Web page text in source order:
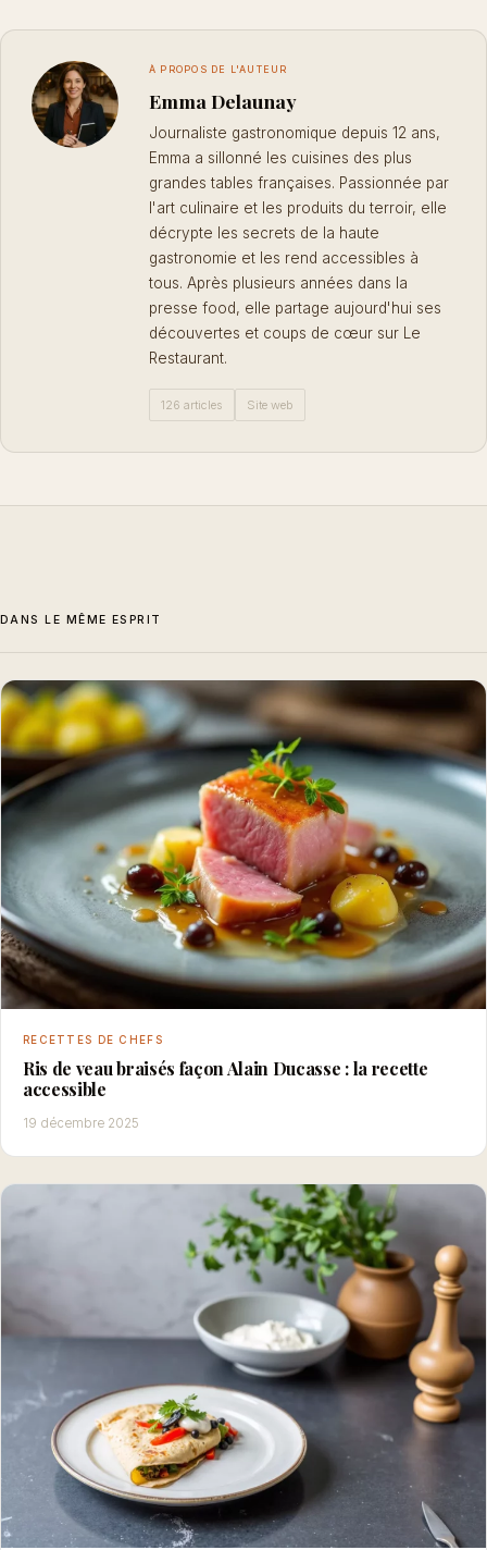
À PROPOS DE L'AUTEUR
Emma Delaunay
Journaliste gastronomique depuis 12 ans,
Emma a sillonné les cuisines des plus
grandes tables françaises. Passionnée par
l'art culinaire et les produits du terroir, elle
décrypte les secrets de la haute
gastronomie et les rend accessibles à
tous. Après plusieurs années dans la
presse food, elle partage aujourd'hui ses
découvertes et coups de cœur sur Le
Restaurant.
126 articles Site web
DANS LE MÊME ESPRIT
RECETTES DE CHEFS
Ris de veau braisés façon Alain Ducasse : la recette
accessible
19 décembre 2025